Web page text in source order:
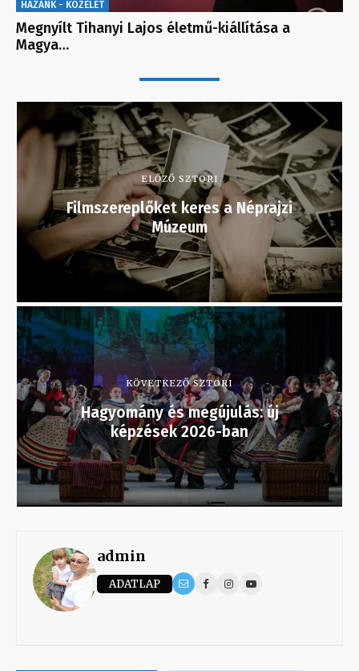
HAZÁNK - KÖZÉLET
Megnyílt Tihanyi Lajos életmű-kiállítása a
Magya…
ELŐZŐ SZTORI
Filmszereplőket keres a Néprajzi
Múzeum
KÖVETKEZŐ SZTORI
Hagyomány és megújulás: új
képzések 2026-ban
admin
ADATLAP